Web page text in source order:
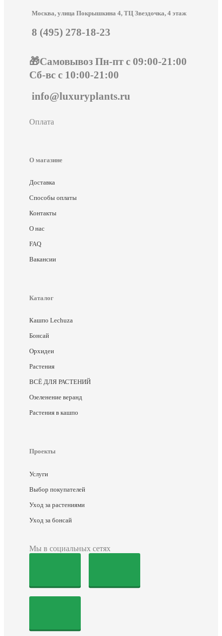
Москва, улица Покрышкина 4, ТЦ Звездочка, 4 этаж
8 (495) 278-18-23
🎁Самовывоз Пн-пт с 09:00-21:00
Сб-вс с 10:00-21:00
info@luxuryplants.ru
Оплата
О магазине
Доставка
Способы оплаты
Контакты
О нас
FAQ
Вакансии
Каталог
Кашпо Lechuza
Бонсай
Орхидеи
Растения
ВСЁ ДЛЯ РАСТЕНИЙ
Озеленение веранд
Растения в кашпо
Проекты
Услуги
Выбор покупателей
Уход за растениями
Уход за бонсай
Мы в социальных сетях